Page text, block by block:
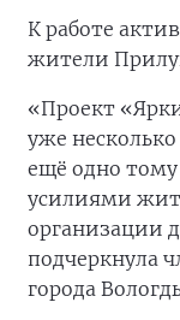
К работе
жители
«Проект
уже
ещё одно
усилиями
организации
подчеркнула
города